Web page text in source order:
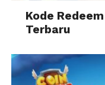
Kode
Terbaru